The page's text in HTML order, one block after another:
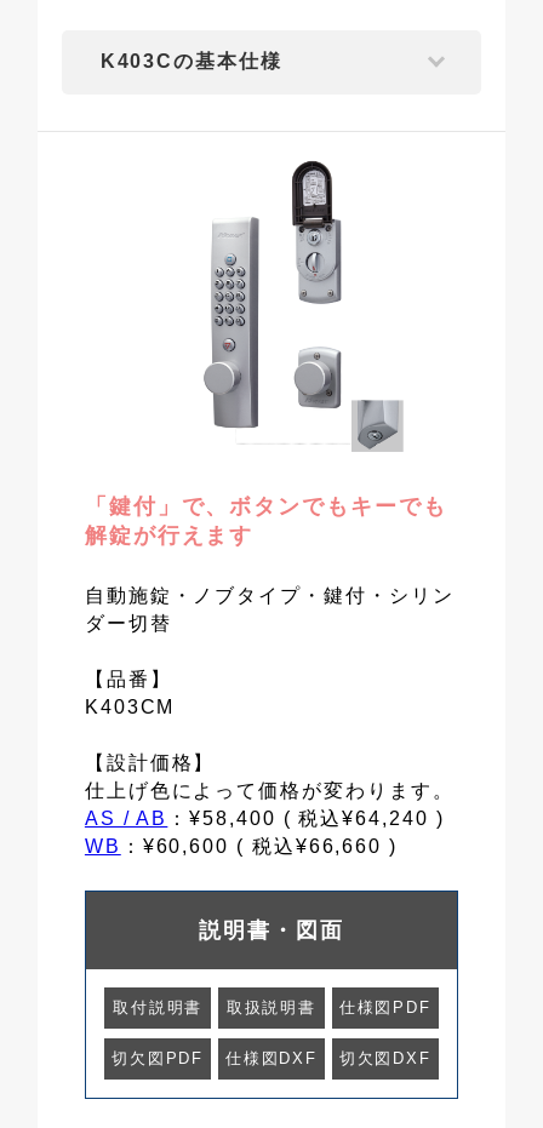
K403Cの基本仕様
「鍵付」で、ボタンでもキーでも
解錠が行えます
自動施錠・ノブタイプ・鍵付・シリン
ダー切替
【品番】
K403CM
【設計価格】
仕上げ色によって価格が変わります。
AS / AB ：¥58,400 ( 税込¥64,240 )
WB ：¥60,600 ( 税込¥66,660 )
説明書・図面
取付説明書 取扱説明書 仕様図PDF
切欠図PDF 仕様図DXF 切欠図DXF